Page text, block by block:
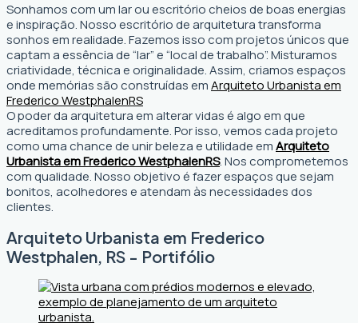
Sonhamos com um lar ou escritório cheios de boas energias
e inspiração. Nosso escritório de arquitetura transforma
sonhos em realidade. Fazemos isso com projetos únicos que
captam a essência de “lar” e “local de trabalho”. Misturamos
criatividade, técnica e originalidade. Assim, criamos espaços
onde memórias são construídas emArquiteto Urbanista em
Frederico WestphalenRS
O poder da arquitetura em alterar vidas é algo em que
acreditamos profundamente. Por isso, vemos cada projeto
como uma chance de unir beleza e utilidade emArquiteto
Urbanista em Frederico WestphalenRS. Nos comprometemos
com qualidade. Nosso objetivo é fazer espaços que sejam
bonitos, acolhedores e atendam às necessidades dos
clientes.
Arquiteto Urbanista em Frederico
Westphalen, RS - Portifólio